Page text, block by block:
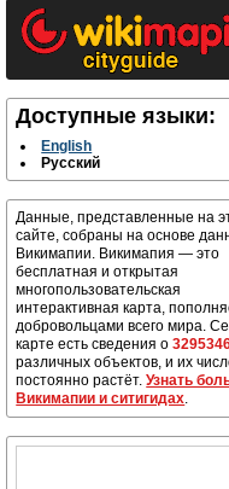
Доступные языки:
English
Русский
Данные, представленные на
сайте, собраны на основе
Викимапии. Викимапия — это
бесплатная и открытая
многопользовательская
интерактивная карта,
добровольцами всего мира.
карте есть сведения о
различных объектов, и их
постоянно растёт.Узнать
Викимапии и ситигидах.